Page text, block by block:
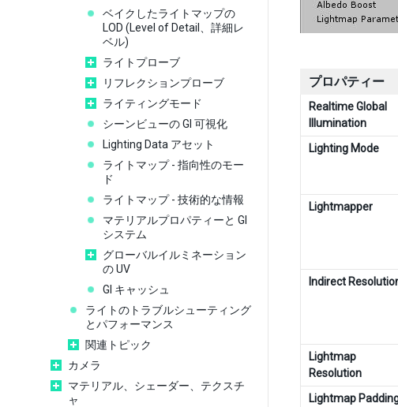
ベイクしたライトマップの
LOD (Level of Detail、詳細レ
ベル)
ライトプローブ
リフレクションプローブ
ライティングモード
シーンビューの GI 可視化
Lighting Data アセット
ライトマップ - 指向性のモー
ド
ライトマップ - 技術的な情報
マテリアルプロパティーと GI
システム
グローバルイルミネーション
の UV
GI キャッシュ
ライトのトラブルシューティング
とパフォーマンス
関連トピック
カメラ
マテリアル、シェーダー、テクスチ
ャ
プロパティー
Realtime Global
Illumination
Lighting Mode
Lightmapper
Indirect
Lightmap
Resolution
Lightmap